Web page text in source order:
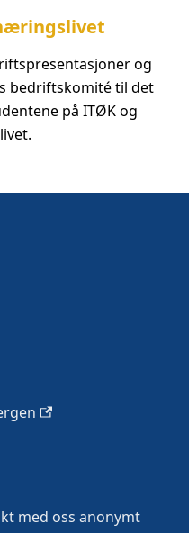
og
bedriftskomité til det
på ITØK og
med oss anonymt